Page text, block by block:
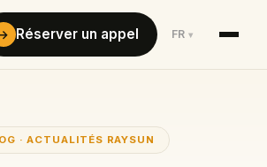
Réserver un appel FR▾
· ACTUALITÉS RAYSUN